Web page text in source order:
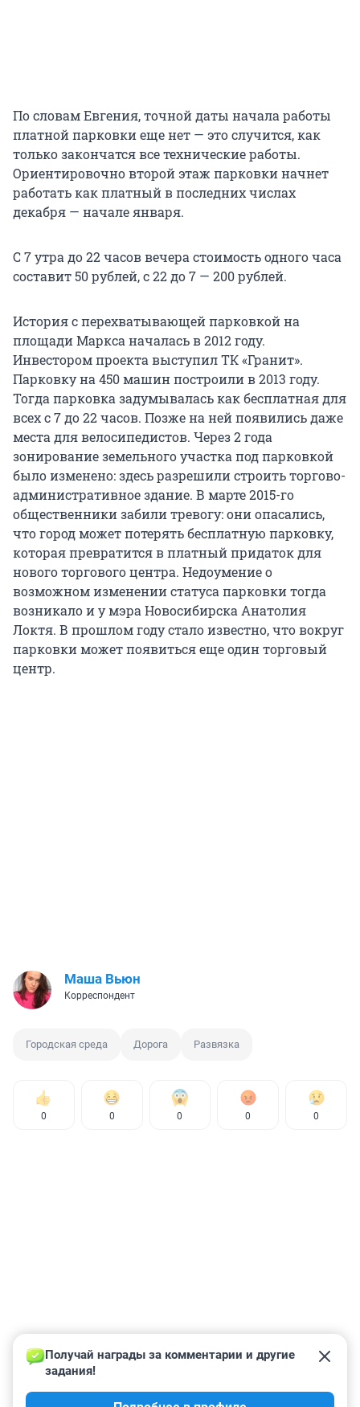
По словам Евгения, точной даты начала работы
платной парковки еще нет — это случится, как
только закончатся все технические работы.
Ориентировочно второй этаж парковки начнет
работать как платный в последних числах
декабря — начале января.
С 7 утра до 22 часов вечера стоимость одного часа
составит 50 рублей, с 22 до 7 — 200 рублей.
История с перехватывающей парковкой на
площади Маркса началась в 2012 году.
Инвестором проекта выступил ТК «Гранит».
Парковку на 450 машин построили в 2013 году.
Тогда парковка задумывалась как бесплатная для
всех с 7 до 22 часов. Позже на ней появились даже
места для велосипедистов. Через 2 года
зонирование земельного участка под парковкой
было изменено: здесь разрешили строить торгово-
административное здание. В марте 2015-го
общественники забили тревогу: они опасались,
что город может потерять бесплатную парковку,
которая превратится в платный придаток для
нового торгового центра. Недоумение о
возможном изменении статуса парковки тогда
возникало и у мэра Новосибирска Анатолия
Локтя. В прошлом году стало известно, что вокруг
парковки может появиться еще один торговый
центр.
Маша Вьюн
Корреспондент
Городская среда Дорога Развязка
0 0 0 0 0
Получай награды за комментарии и другие
задания!